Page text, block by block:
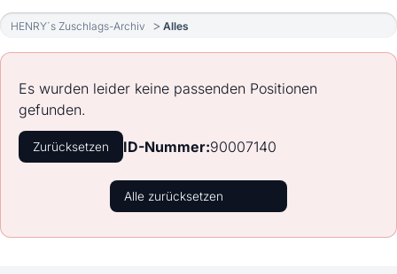
HENRY´s Zuschlags-Archiv Alles
Es wurden leider keine passenden Positionen
gefunden.
Zurücksetzen ID-Nummer:90007140
Alle zurücksetzen